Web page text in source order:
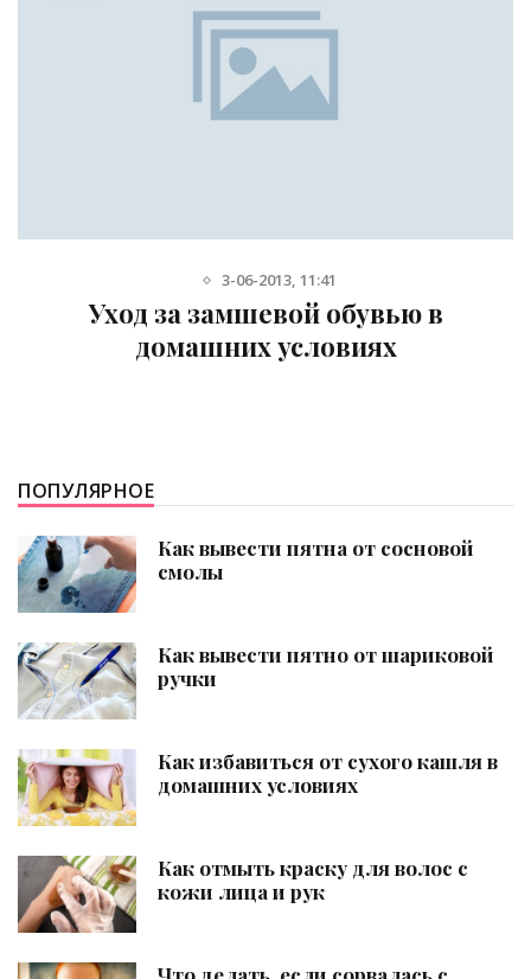
замшевой обувью в
условиях
Как
ПОПУЛЯРНОЕ
Как вывести пятна от сосновой
смолы
Как вывести пятно от шариковой
ручки
Как избавиться от сухого кашля в
домашних условиях
Как отмыть краску для волос с
кожи лица и рук